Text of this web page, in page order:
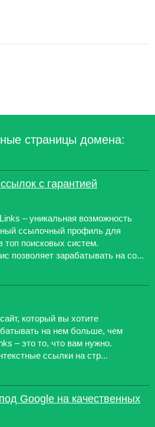
страницы домена:
с гарантией
– уникальная возможность
ссылочный профиль для
топ поисковых систем.
позволяет зарабатывать на со...
который вы хотите
на нем больше, чем
– это то, что вам нужно.
ссылки на стр...
Google на качественных